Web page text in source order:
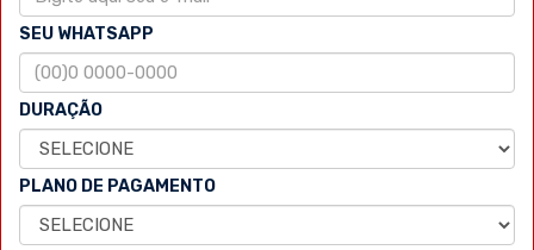
SEU WHATSAPP
DURAÇÃO
PLANO DE PAGAMENTO